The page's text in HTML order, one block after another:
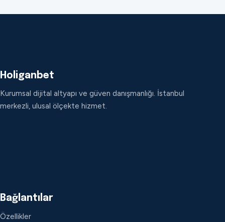
Holiganbet
Kurumsal dijital altyapı ve güven danışmanlığı. İstanbul
merkezli, ulusal ölçekte hizmet.
Bağlantılar
Özellikler